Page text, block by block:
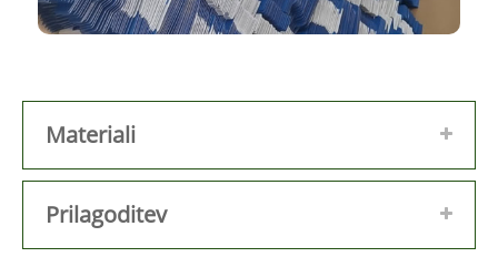
Materiali
Prilagoditev